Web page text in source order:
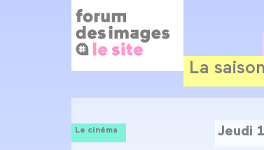
La saison
Le cinéma Jeudi